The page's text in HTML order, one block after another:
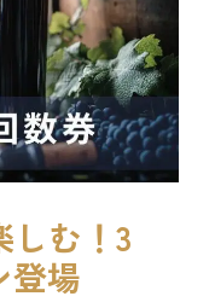
む！3
登場​